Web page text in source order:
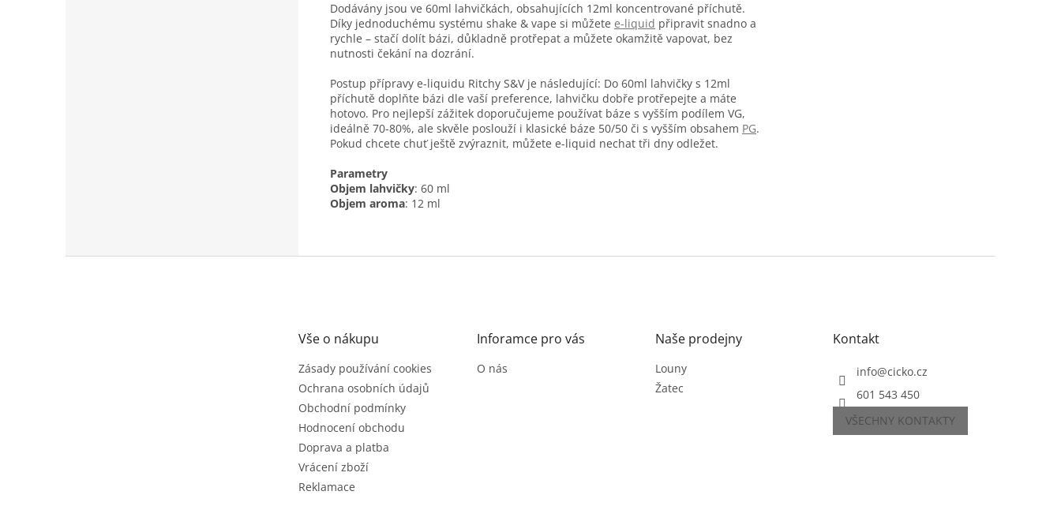
Dodávány jsou ve 60ml lahvičkách, obsahujících 12ml koncentrované příchutě.
Díky jednoduchému systému shake & vape si můžete e-liquid připravit snadno a
rychle – stačí dolít bázi, důkladně protřepat a můžete okamžitě vapovat, bez
nutnosti čekání na dozrání.
Postup přípravy e-liquidu Ritchy S&V je následující: Do 60ml lahvičky s 12ml
příchutě doplňte bázi dle vaší preference, lahvičku dobře protřepejte a máte
hotovo. Pro nejlepší zážitek doporučujeme používat báze s vyšším podílem VG,
ideálně 70-80%, ale skvěle poslouží i klasické báze 50/50 či s vyšším obsahem PG.
Pokud chcete chuť ještě zvýraznit, můžete e-liquid nechat tři dny odležet.
Parametry
Objem lahvičky: 60 ml
Objem aroma: 12 ml
Vše o nákupu
Zásady používání cookies
Ochrana osobních údajů
Obchodní podmínky
Hodnocení obchodu
Doprava a platba
Vrácení zboží
Reklamace
Inforamce pro vás
O nás
Naše prodejny
Louny
Žatec
Kontakt
info@cicko.cz
601 543 450
VŠECHNY KONTAKTY